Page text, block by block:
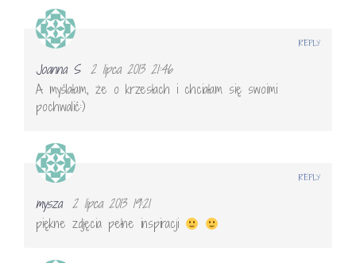
Joanna S 2 lipca 2013 21:46
A myślałam, że o krzesłach i chciałam się swoimi
pochwalić:)
REPLY
mysza 2 lipca 2013 19:21
piękne zdjęcia pełne inspiracji
REPLY